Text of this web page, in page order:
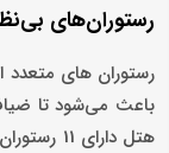
رستوران‌های
رستوران های متعدد
باعث می‌شود تا
هتل